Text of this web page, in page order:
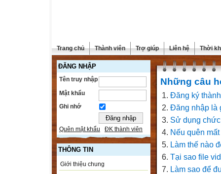
Trang chủ Thành viên Trợ giúp Liên hệ Thời
ĐĂNG NHẬP
Tên truy nhập
Mật khẩu
Ghi nhớ
Quên mật khẩu ĐK thành viên
THÔNG TIN
Giới thiệu chung
Những câu
Đăng ký
Đăng nhập là
Sử dụng
Nếu quên
Làm thế nào
Tại sao file
Làm sao để